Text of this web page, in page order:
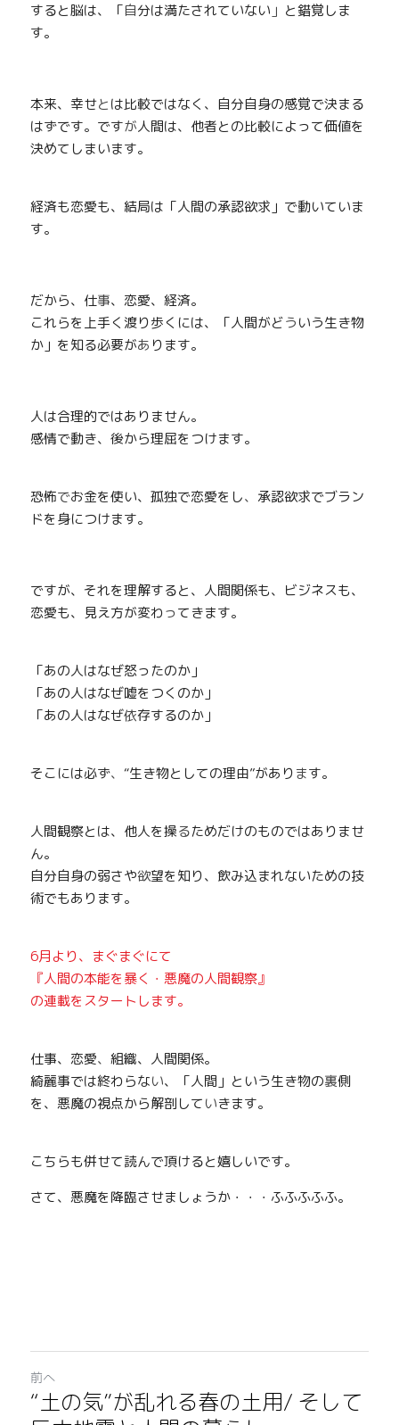
すると脳は、「自分は満たされていない 」 と錯覚しま
す。
本来、幸せとは比較ではなく、自分自身の感覚で決まる
はずです。ですが人間は、他者との比較によって価値を
決めてしまいます。
経済も恋愛も、結局は「人間の承認欲求」で動いていま
す。
だから、仕事、恋愛、経済。
これらを上手く渡り歩くには、「人間がどういう生き物
か」を知る必要があ ります。
人は合理的ではありません。
感情で動き、後から理屈をつけます。
恐怖でお金を使い、孤独で恋愛をし、 承認欲求でブラン
ドを身につけます。
ですが、それを理解すると、人間関係も、ビジネスも、
恋愛も、見え方が変わってきます。
「あの人はなぜ怒ったのか」
「あの人はなぜ嘘をつくのか」
「あの人はなぜ依存するのか」
そこには必ず、 “生き物としての理由”があります。
人間観察とは、他人を操るためだけのものではありませ
ん。
自分自身の弱さや欲望を知り、飲み込まれないための技
術でもあります。
6月より、まぐまぐにて
『人間の本能を暴く・悪魔の人間観察』
の連載をスタートします。
仕事、恋愛、 組織、人間関係。
綺麗事では終わらない、「人間」という生き物の裏側
を、悪魔の視点から解剖していきます。
こちらも併せて読んで頂けると嬉しいです。
さて、悪魔を降臨させましょうか・・・ふふふふふ。
前へ
“土の気”が乱れる春の土用/ そして